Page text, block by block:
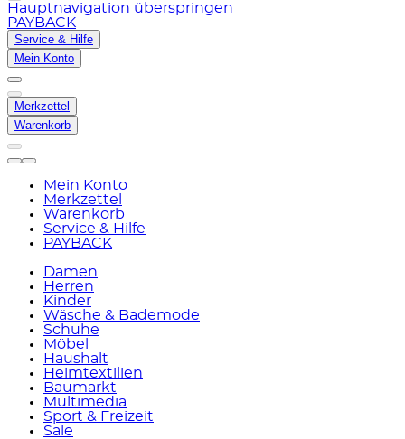
Hauptnavigation überspringen
PAYBACK
Service & Hilfe
Mein Konto
Merkzettel
Warenkorb
Mein Konto
Merkzettel
Warenkorb
Service & Hilfe
PAYBACK
Damen
Herren
Kinder
Wäsche & Bademode
Schuhe
Möbel
Haushalt
Heimtextilien
Baumarkt
Multimedia
Sport & Freizeit
Sale